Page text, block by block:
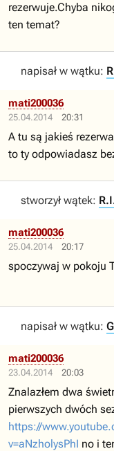
rezerwuje.Chyba
ten temat?
napisał w wątku:
25.04.2014 20:31
mati200036
A tu są jakieś
to ty odpowiadasz
stworzył wątek:
25.04.2014 20:17
mati200036
spoczywaj w pokoju
napisał w wątku:
23.04.2014 20:03
mati200036
Znalazłem dwa
pierwszych dwóch
https://
v=aNzholysPhI no i